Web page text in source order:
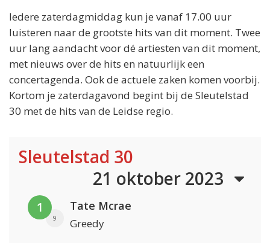
Iedere zaterdagmiddag kun je vanaf 17.00 uur
luisteren naar de grootste hits van dit moment. Twee
uur lang aandacht voor dé artiesten van dit moment,
met nieuws over de hits en natuurlijk een
concertagenda. Ook de actuele zaken komen voorbij.
Kortom je zaterdagavond begint bij de Sleutelstad
30 met de hits van de Leidse regio.
Sleutelstad 30
21 oktober 2023
1
9
Tate Mcrae
Greedy